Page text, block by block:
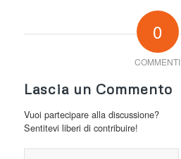
0
COMMENTI
Lascia un Commento
Vuoi partecipare alla discussione?
Sentitevi liberi di contribuire!